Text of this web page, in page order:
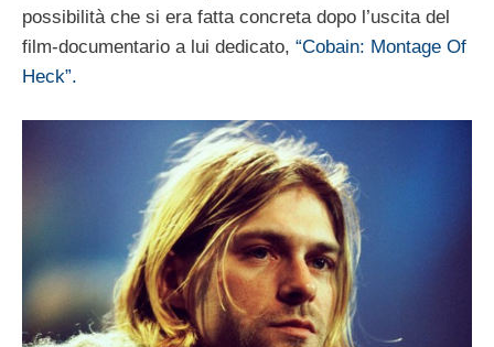
possibilità che si era fatta concreta dopo l’uscita del
film-documentario a lui dedicato, “Cobain: Montage Of
Heck”.